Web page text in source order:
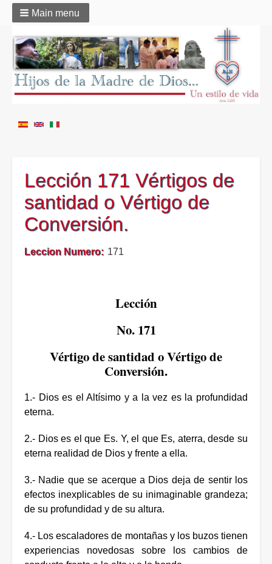
Main menu
Lección 171 Vértigos de
santidad o Vértigo de
Conversión.
Leccion Numero 171
Lección
No. 171
Vértigo de santidad o Vértigo de
Conversión.
1.- Dios es el Altísimo y a la vez es la profundidad
eterna.
2.- Dios es el que Es. Y, el que Es, aterra, desde su
eterna realidad de Dios y frente a ella.
3.- Nadie que se acerque a Dios deja de sentir los
efectos inexplicables de su inimaginable grandeza;
de su profundidad y de su altura.
4.- Los escaladores de montañas y los buzos tienen
experiencias novedosas sobre los cambios de